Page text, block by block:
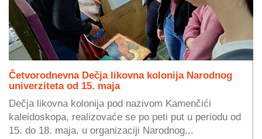
Četvorodnevna Dečja likovna kolonija Narodnog
univerziteta od 15. maja
Dečja likovna kolonija pod nazivom Kamenčići
kaleidoskopa, realizovaće se po peti put u periodu od
15. do 18. maja, u organizaciji Narodnog...